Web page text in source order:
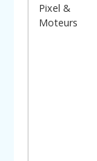
Pixel &
Moteurs